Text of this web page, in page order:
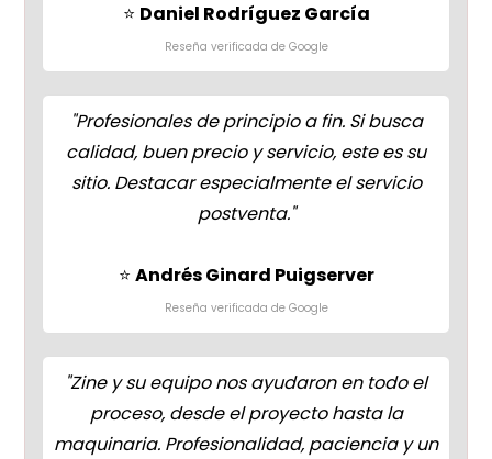
⭐ Daniel Rodríguez García
Reseña verificada de Google
"Profesionales de principio a fin. Si busca
calidad, buen precio y servicio, este es su
sitio. Destacar especialmente el servicio
postventa."
⭐ Andrés Ginard Puigserver
Reseña verificada de Google
"Zine y su equipo nos ayudaron en todo el
proceso, desde el proyecto hasta la
maquinaria. Profesionalidad, paciencia y un